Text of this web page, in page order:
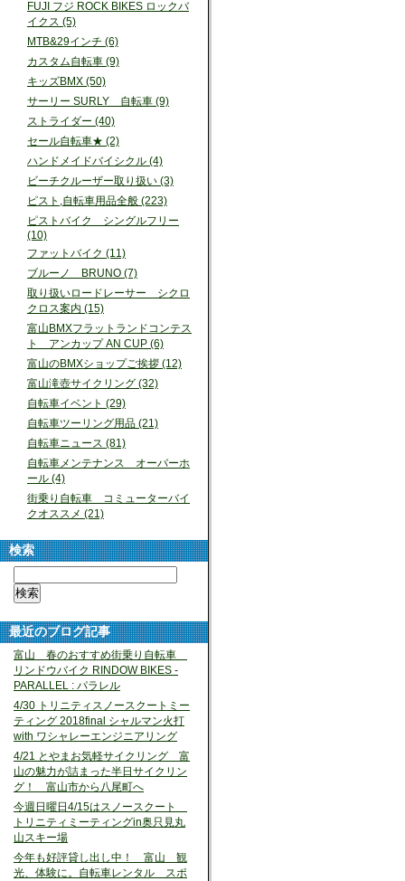
FUJI フジ ROCK BIKES ロックバ
イクス (5)
MTB&29インチ (6)
カスタム自転車 (9)
キッズBMX (50)
サーリー SURLY 自転車 (9)
ストライダー (40)
セール自転車★ (2)
ハンドメイドバイシクル (4)
ビーチクルーザー取り扱い (3)
ピスト,自転車用品全般 (223)
ピストバイク シングルフリー
(10)
ファットバイク (11)
ブルーノ BRUNO (7)
取り扱いロードレーサー シクロ
クロス案内 (15)
富山BMXフラットランドコンテス
ト アンカップ AN CUP (6)
富山のBMXショップご挨拶 (12)
富山滝壺サイクリング (32)
自転車イベント (29)
自転車ツーリング用品 (21)
自転車ニュース (81)
自転車メンテナンス オーバーホ
ール (4)
街乗り自転車 コミューターバイ
クオススメ (21)
検索
最近のブログ記事
富山 春のおすすめ街乗り自転車
リンドウバイク RINDOW BIKES -
PARALLEL : パラレル
4/30 トリニティスノースクートミー
ティング 2018final シャルマン火打
with ワシャレーエンジニアリング
4/21 とやまお気軽サイクリング 富
山の魅力が詰まった半日サイクリン
グ！ 富山市から八尾町へ
今週日曜日4/15はスノースクート
トリニティミーティングin奥只見丸
山スキー場
今年も好評貸し出し中！ 富山 観
光、体験に。自転車レンタル スポ